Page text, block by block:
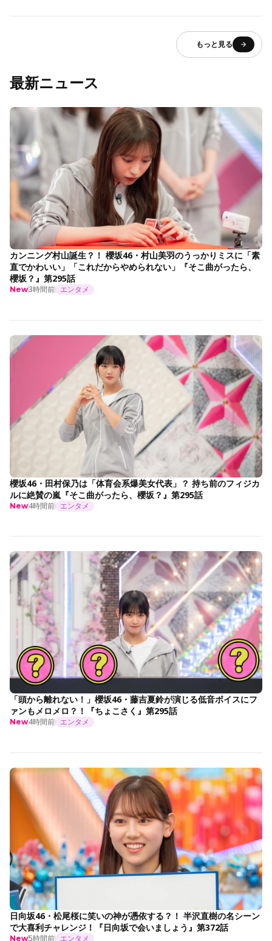
もっと見る
最新ニュース
カンニング村山誕生？！ 櫻坂46・村山美羽のうっかりミスに「素
直でかわいい」「これだからやめられない」『そこ曲がったら、
櫻坂？』第295話
New3時間前 エンタメ
櫻坂46・田村保乃は「体育会系爆美女代表」？ 持ち前のフィジカ
ルに絶賛の嵐『そこ曲がったら、櫻坂？』第295話
New4時間前 エンタメ
「頭から離れない！」櫻坂46・藤吉夏鈴が演じる低音ボイスにフ
ァンもメロメロ？！『ちょこさく』第295話
New4時間前 エンタメ
日向坂46・松尾桜に笑いの神が憑依する？！ 半沢直樹の名シーン
で大喜利チャレンジ！『日向坂で会いましょう』第372話
New5時間前 エンタメ